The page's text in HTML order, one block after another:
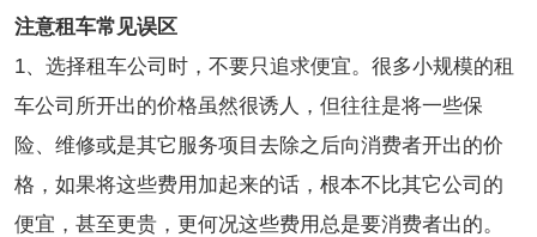
注意租车常见误区
1、选择租车公司时，不要只追求便宜。很多小规模的租
车公司所开出的价格虽然很诱人，但往往是将一些保
险、维修或是其它服务项目去除之后向消费者开出的价
格，如果将这些费用加起来的话，根本不比其它公司的
便宜，甚至更贵，更何况这些费用总是要消费者出的。